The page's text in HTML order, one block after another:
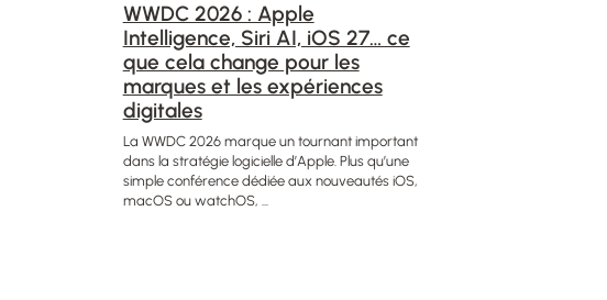
WWDC 2026 : Apple
Intelligence, Siri AI, iOS 27… ce
que cela change pour les
marques et les expériences
digitales
La WWDC 2026 marque un tournant important
dans la stratégie logicielle d’Apple. Plus qu’une
simple conférence dédiée aux nouveautés iOS,
macOS ou watchOS, ...